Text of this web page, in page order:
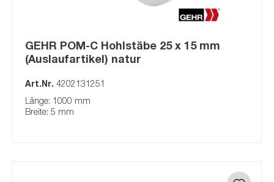
GEHR POM-C Hohlstäbe 25 x 15 mm
(Auslaufartikel) natur
Art.Nr. 4202131251
Länge: 1000 mm
Breite: 5 mm